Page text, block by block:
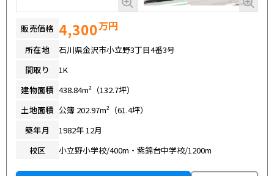
販売価格 4,300万円
所在地
石川県金沢市小立野3丁目4番3号
間取り
1K
建物面積 438.84m²（132.7坪）
土地面積 公簿 202.97m²（61.4坪）
築年月
1982年 12月
校区
小立野小学校/400m・紫錦台中学校/1200m